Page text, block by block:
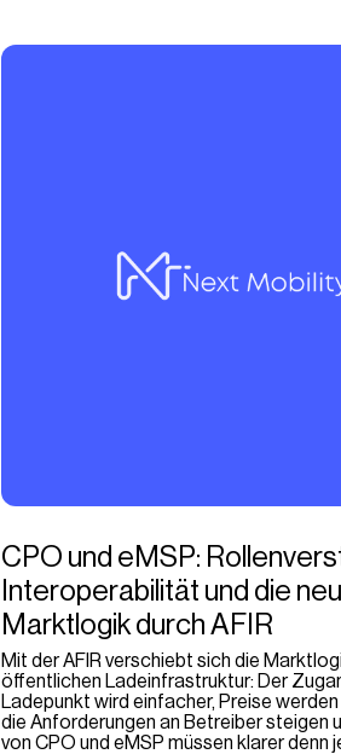
CPO und eMSP:
Interoperabilität und die
Marktlogik durch AFIR
Mit der AFIR verschiebt sich die
öffentlichen Ladeinfrastruktur: Der
Ladepunkt wird einfacher, Preise
die Anforderungen an Betreiber steigen
von CPO und eMSP müssen klarer denn